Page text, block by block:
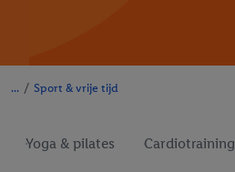
/ Sport & vrije tijd
Yoga & pilates Cardiotraining